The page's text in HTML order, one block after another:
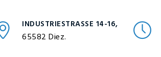
INDUSTRIESTRASSE 14-16,
65582 Diez.